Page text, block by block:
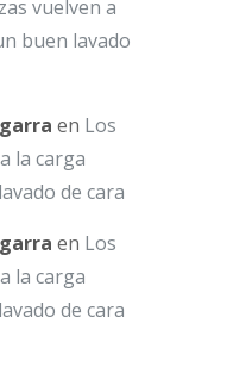
vuelven a
buen lavado
en Los
la carga
de cara
en Los
la carga
de cara